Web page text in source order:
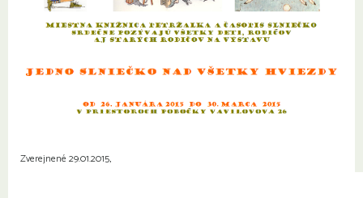
Zverejnené 29.01.2015,